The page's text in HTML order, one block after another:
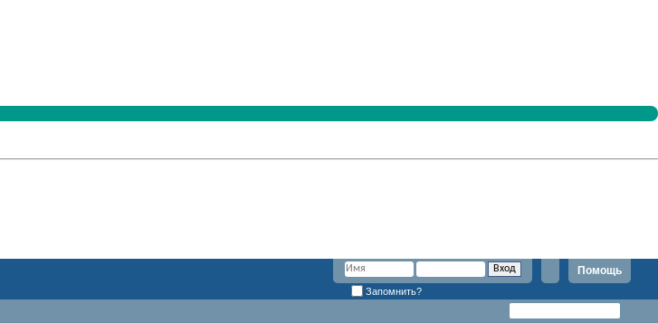
Помощь
Запомнить?